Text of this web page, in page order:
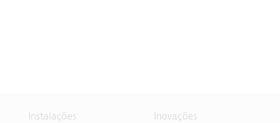
Instalações Inovações